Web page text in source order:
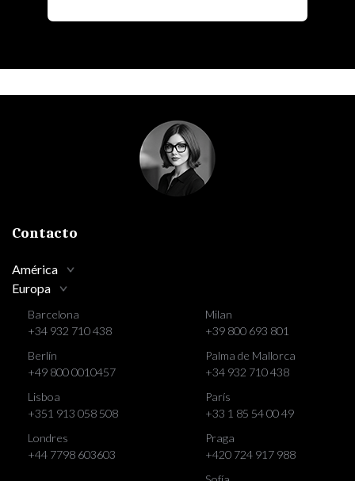
Contacto
América
Europa
Barcelona
+34 932 710 438
Berlín
+49 800 0010457
Lisboa
+351 913 058 508
Londres
+44 7798 603603
Milan
+39 800 693 801
Palma de Mallorca
+34 932 710 438
París
+33 1 85 54 00 49
Praga
+420 724 917 988